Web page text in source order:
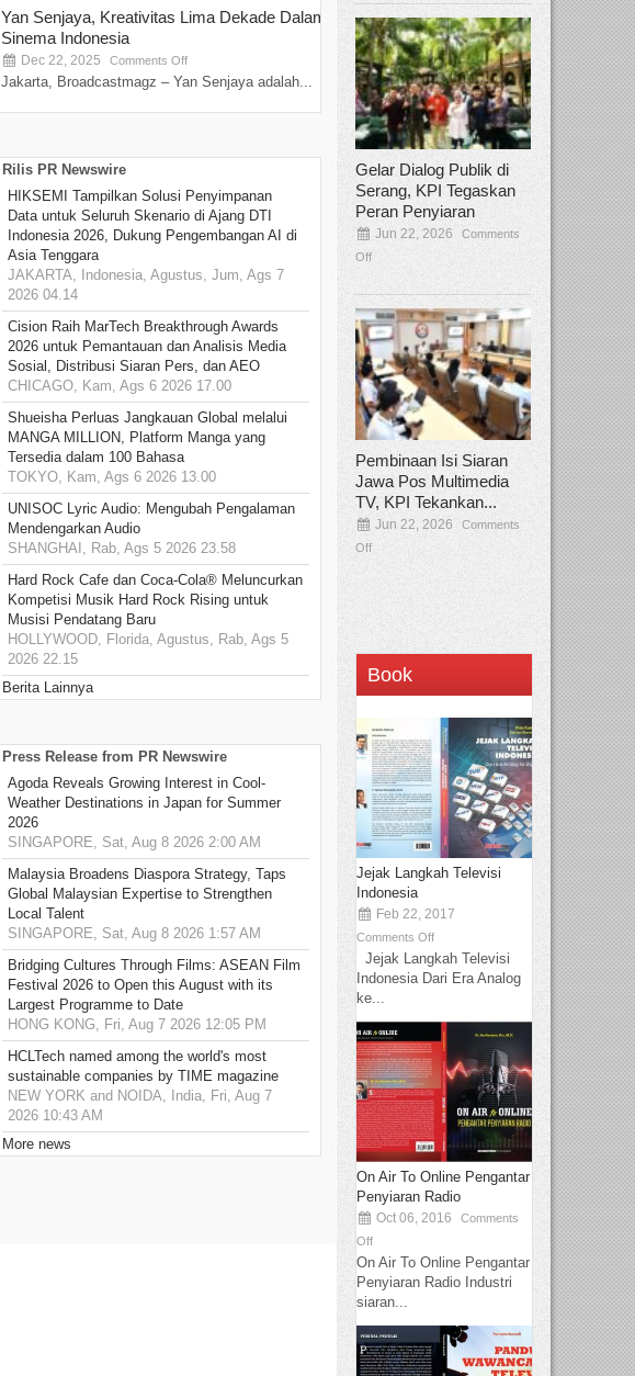
Yan Senjaya, Kreativitas Lima Dekade Dalam
Sinema Indonesia
Dec 22, 2025 Comments Off
Jakarta, Broadcastmagz – Yan Senjaya adalah...
Tamee Irelly Menjadi Juri Open
Film Terbaru...
Sep 08, 2025 Comments Off
Bekasi, Broadcastmagz – Dalam upaya
talenta...
Rilis PR Newswire
HIKSEMI Tampilkan Solusi Penyimpanan
Data untuk Seluruh Skenario di Ajang DTI
Indonesia 2026, Dukung Pengembangan AI di
Asia Tenggara
JAKARTA, Indonesia, Agustus, Jum, Ags 7
2026 04.14
Cision Raih MarTech Breakthrough Awards
2026 untuk Pemantauan dan Analisis Media
Sosial, Distribusi Siaran Pers, dan AEO
CHICAGO, Kam, Ags 6 2026 17.00
Shueisha Perluas Jangkauan Global melalui
MANGA MILLION, Platform Manga yang
Tersedia dalam 100 Bahasa
TOKYO, Kam, Ags 6 2026 13.00
UNISOC Lyric Audio: Mengubah Pengalaman
Mendengarkan Audio
SHANGHAI, Rab, Ags 5 2026 23.58
Hard Rock Cafe dan Coca-Cola® Meluncurkan
Kompetisi Musik Hard Rock Rising untuk
Musisi Pendatang Baru
HOLLYWOOD, Florida, Agustus, Rab, Ags 5
2026 22.15
Berita Lainnya
Press Release from PR Newswire
Agoda Reveals Growing Interest in Cool-
Weather Destinations in Japan for Summer
2026
SINGAPORE, Sat, Aug 8 2026 2:00 AM
Malaysia Broadens Diaspora Strategy, Taps
Global Malaysian Expertise to Strengthen
Local Talent
SINGAPORE, Sat, Aug 8 2026 1:57 AM
Bridging Cultures Through Films: ASEAN Film
Festival 2026 to Open this August with its
Largest Programme to Date
HONG KONG, Fri, Aug 7 2026 12:05 PM
HCLTech named among the world's most
sustainable companies by TIME magazine
NEW YORK and NOIDA, India, Fri, Aug 7
2026 10:43 AM
More news
Gelar Dialog Publik di
Serang, KPI Tegaskan
Peran Penyiaran
Jun 22, 2026
Comments
Off
Pembinaan Isi Siaran
Jawa Pos Multimedia
TV, KPI Tekankan...
Jun 22, 2026
Comments
Off
Book
Jejak Langkah Televisi
Indonesia
Feb 22, 2017
Comments Off
Jejak Langkah Televisi
Indonesia Dari Era Analog
ke...
On Air To Online Pengantar
Penyiaran Radio
Oct 06, 2016
Comments
Off
On Air To Online Pengantar
Penyiaran Radio Industri
siaran...